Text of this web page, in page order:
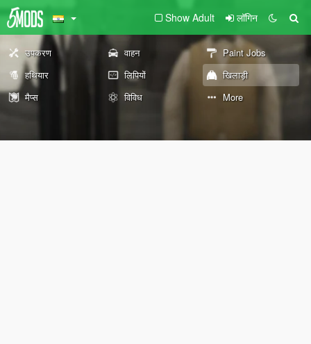
Show Adult लॉगिन
उपकरण वाहन
Paint Jobs
हथियार
लिपियों
खिलाड़ी
मैप्स
विविध More